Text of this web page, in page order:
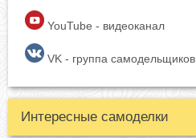
YouTube - видеоканал
VK - группа самодельщиков
Интересные самоделки